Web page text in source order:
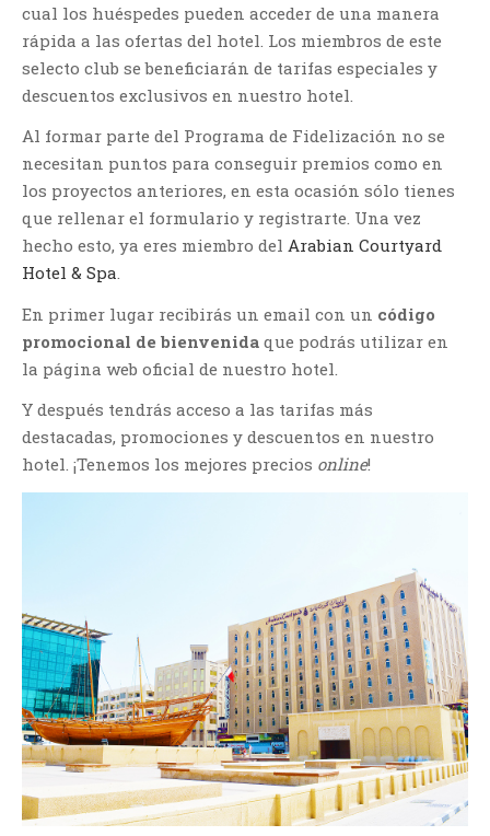
cual los huéspedes pueden acceder de una manera
rápida a las ofertas del hotel. Los miembros de este
selecto club se beneficiarán de tarifas especiales y
descuentos exclusivos en nuestro hotel.
Al formar parte del Programa de Fidelización no se
necesitan puntos para conseguir premios como en
los proyectos anteriores, en esta ocasión sólo tienes
que rellenar el formulario y registrarte. Una vez
hecho esto, ya eres miembro del Arabian Courtyard
Hotel & Spa.
En primer lugar recibirás un email con un código
promocional de bienvenida que podrás utilizar en
la página web oficial de nuestro hotel.
Y después tendrás acceso a las tarifas más
destacadas, promociones y descuentos en nuestro
hotel. ¡Tenemos los mejores precios online!